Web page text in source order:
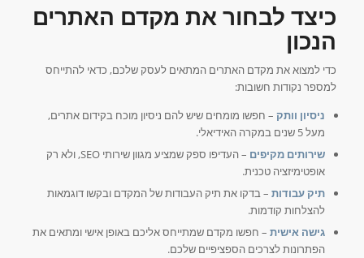
כיצד לבחור את מקדם האתרים
הנכון
כדי למצוא את מקדם האתרים המתאים לעסק שלכם, כדאי להתייחס
למספר נקודות חשובות:
ניסיון וותק– חפשו מומחים שיש להם ניסיון מוכח בקידום אתרים,
מעל 5 שנים במקרה האידיאלי.
שירותים מקיפים
– העדיפו ספק שמציע מגוון שירותי SEO, ולא רק
אופטימיזציה טכנית.
תיק עבודות– בדקו את תיק העבודות של המקדם ובקשו דוגמאות
להצלחות קודמות.
גישה אישית– חפשו מקדם שמתייחס אליכם באופן אישי ומתאים את
הפתרונות לצרכים הספציפיים שלכם.